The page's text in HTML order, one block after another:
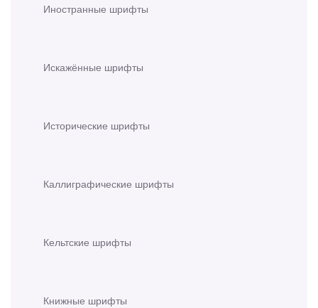
Иностранные шрифты
Искажённые шрифты
Исторические шрифты
Каллиграфические шрифты
Кельтские шрифты
Книжные шрифты